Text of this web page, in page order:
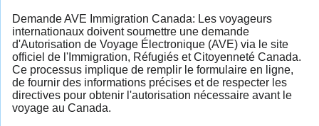
Demande AVE Immigration Canada: Les voyageurs
internationaux doivent soumettre une demande
d'Autorisation de Voyage Électronique (AVE) via le site
officiel de l'Immigration, Réfugiés et Citoyenneté Canada.
Ce processus implique de remplir le formulaire en ligne,
de fournir des informations précises et de respecter les
directives pour obtenir l'autorisation nécessaire avant le
voyage au Canada.